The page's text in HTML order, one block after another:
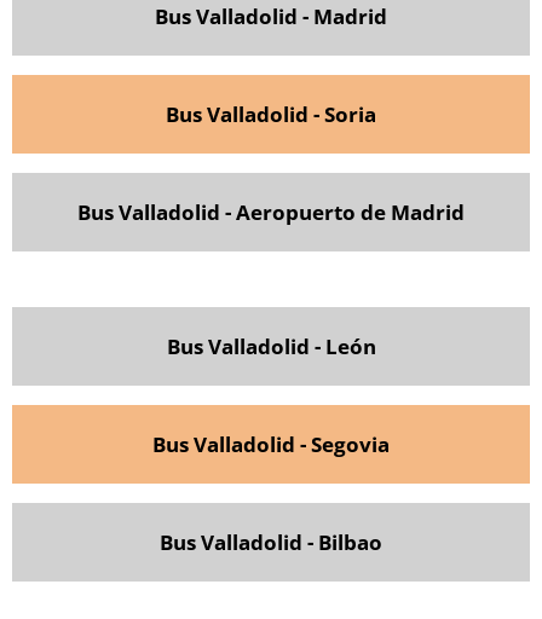
Bus Valladolid - Madrid
Bus Valladolid - Soria
Bus Valladolid - Aeropuerto de Madrid
Bus Valladolid - León
Bus Valladolid - Segovia
Bus Valladolid - Bilbao